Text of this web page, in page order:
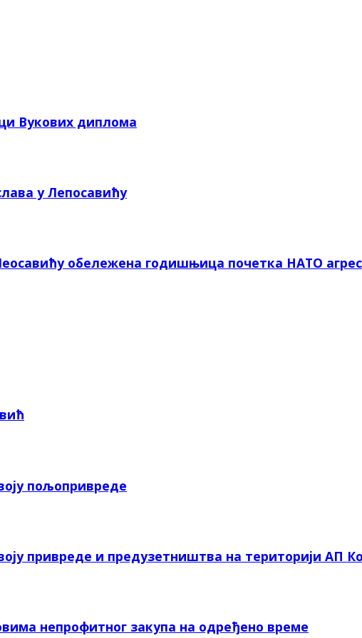
Вукових диплома
у Лепосавићу
обележена годишњица почетка НАТО
пољопривреде
привреде и предузетништва на територији АП
непрофитног закупа на одређено време